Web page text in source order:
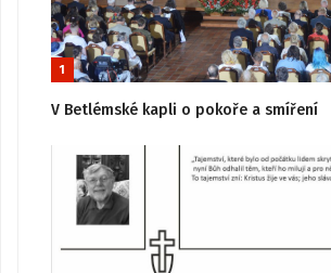
1
V Betlémské kapli o pokoře a smíření